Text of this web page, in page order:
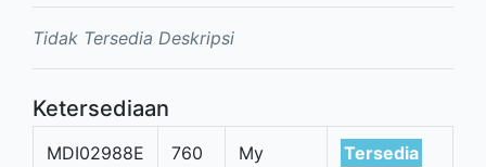
Tidak Tersedia Deskripsi
Ketersediaan
MDI02988E
760
My
Tersedia